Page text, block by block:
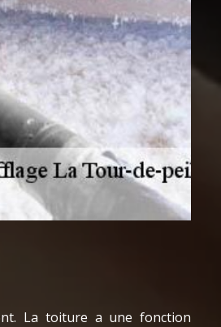
La toiture a une fonction